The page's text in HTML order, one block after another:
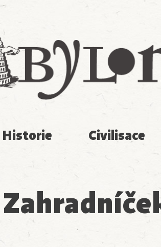
Historie Civilisace